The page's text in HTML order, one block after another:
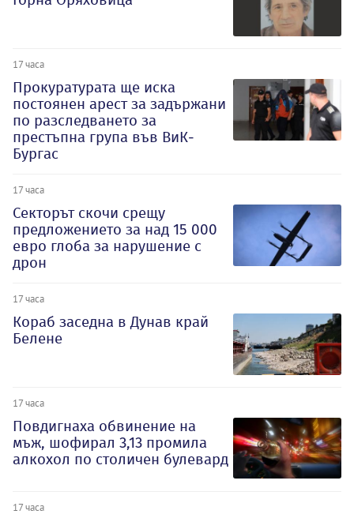
17 часа
Прокуратурата ще иска
постоянен арест за задържани
по разследването за
престъпна група във ВиК-
Бургас
17 часа
Секторът скочи срещу
предложението за над 15 000
евро глоба за нарушение с
дрон
17 часа
Кораб заседна в Дунав край
Белене
17 часа
Повдигнаха обвинение на
мъж, шофирал 3,13 промила
алкохол по столичен булевард
17 часа